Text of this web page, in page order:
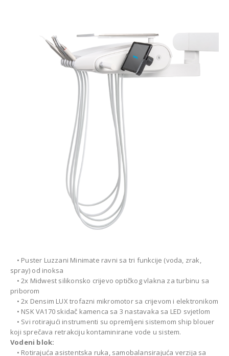
• Puster Luzzani Minimate ravni sa tri funkcije (voda, zrak,
spray) od inoksa
• 2x Midwest silikonsko crijevo optičkog vlakna za turbinu sa
priborom
• 2x Densim LUX trofazni mikromotor sa crijevom i elektronikom
• NSK VA170 skidač kamenca sa 3 nastavaka sa LED svjetlom
• Svi rotirajući instrumenti su opremljeni sistemom ship blouer
koji sprečava retrakciju kontaminirane vode u sistem.
Vodeni blok:
• Rotirajuća asistentska ruka, samobalansirajuća verzija sa